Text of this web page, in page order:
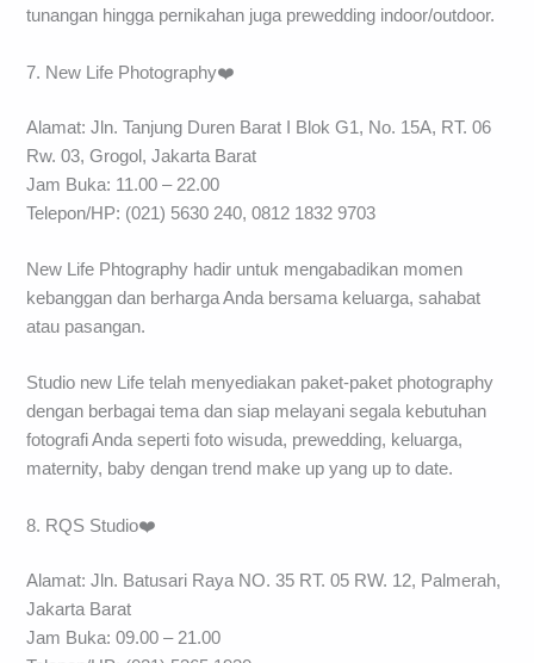
tunangan hingga pernikahan juga prewedding indoor/outdoor.
7. New Life Photography❤️
Alamat: Jln. Tanjung Duren Barat I Blok G1, No. 15A, RT. 06
Rw. 03, Grogol, Jakarta Barat
Jam Buka: 11.00 – 22.00
Telepon/HP: (021) 5630 240, 0812 1832 9703
New Life Phtography hadir untuk mengabadikan momen
kebanggan dan berharga Anda bersama keluarga, sahabat
atau pasangan.
Studio new Life telah menyediakan paket-paket photography
dengan berbagai tema dan siap melayani segala kebutuhan
fotografi Anda seperti foto wisuda, prewedding, keluarga,
maternity, baby dengan trend make up yang up to date.
8. RQS Studio❤️
Alamat: Jln. Batusari Raya NO. 35 RT. 05 RW. 12, Palmerah,
Jakarta Barat
Jam Buka: 09.00 – 21.00